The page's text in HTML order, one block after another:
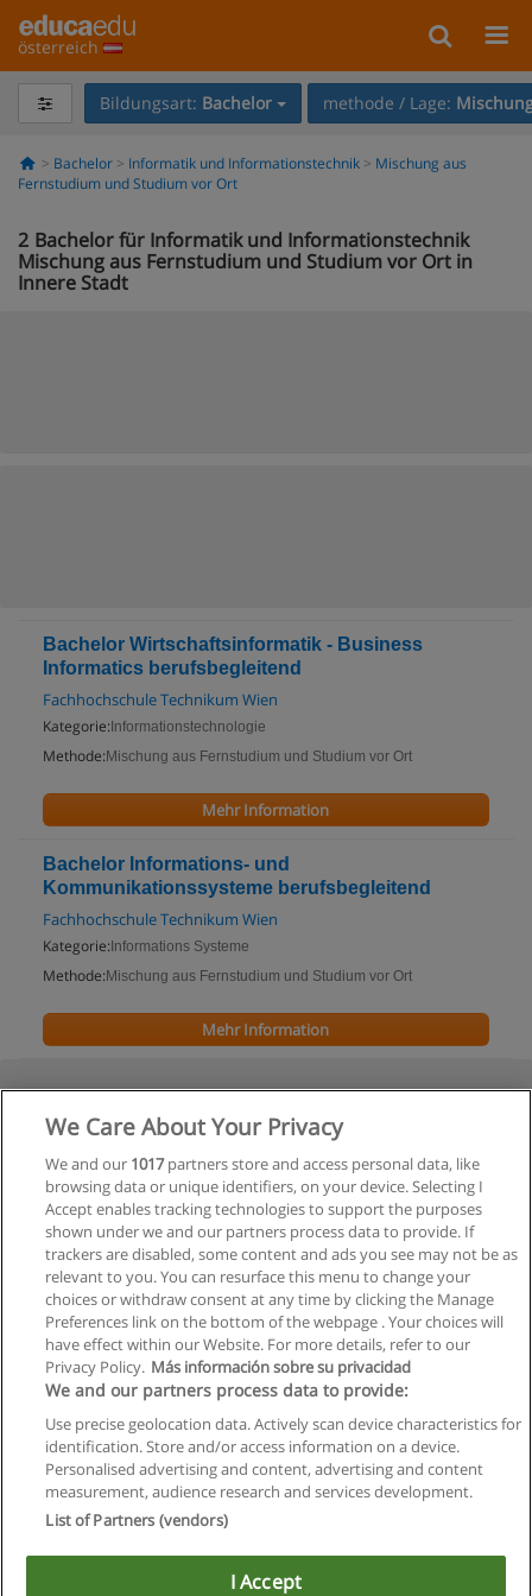
österreich
Bildungsart: Bachelor methode / Lage:
Bachelor Informatik und Informationstechnik
Mischung aus
Fernstudium und Studium vor Ort
2 Bachelor für Informatik und Informationstechnik
Mischung aus Fernstudium und Studium vor Ort in
Innere Stadt
Bachelor Wirtschaftsinformatik - Business
Informatics berufsbegleitend
Fachhochschule Technikum Wien
Kategorie: Informationstechnologie
Methode: Mischung aus Fernstudium und Studium vor Ort
Mehr Information
Bachelor Informations- und
Kommunikationssysteme berufsbegleitend
Fachhochschule Technikum Wien
Kategorie: Informations Systeme
Methode: Mischung aus Fernstudium und Studium vor Ort
Mehr Information
Allgemeinen geschäftsbedingungen
Datenschutzpolitik
We Care About Your Privacy
We and our 1017partners store and access personal data, like
browsing data or unique identifiers, on your device. Selecting I
Accept enables tracking technologies to support the purposes
shown under we and our partners process data to provide. If
trackers are disabled, some content and ads you see may not be as
relevant to you. You can resurface this menu to change your
choices or withdraw consent at any time by clicking the Manage
Preferences link on the bottom of the webpage . Your choices will
have effect within our Website. For more details, refer to our
Privacy Policy. Más información sobre su privacidad
We and our partners process data to provide:
Use precise geolocation data. Actively scan device characteristics for
identification. Store and/or access information on a device.
Personalised advertising and content, advertising and content
measurement, audience research and services development.
List of Partners (vendors)
I Accept